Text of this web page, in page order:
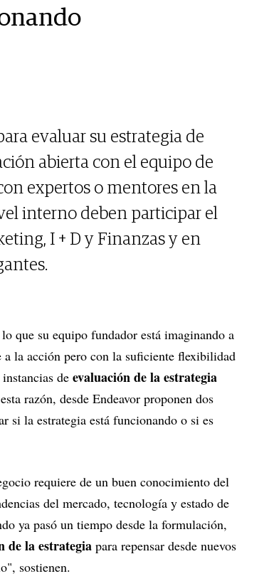
evaluar su estrategia de
abierta con el equipo de
expertos o mentores en la
interno deben participar el
I + D y Finanzas y en
que su equipo fundador está imaginando a
la acción pero con la suficiente flexibilidad
de evaluación de la estrategia
razón, desde Endeavor proponen dos
si la estrategia está funcionando o si es
requiere de un buen conocimiento del
del mercado, tecnología y estado de
ya pasó un tiempo desde la formulación,
de la estrategia para repensar desde nuevos
sostienen.